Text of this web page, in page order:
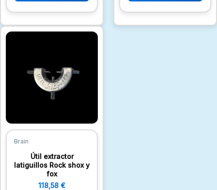
Brain
Útil extractor
latiguillos Rock shox y
fox
118,58 €